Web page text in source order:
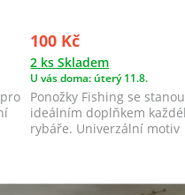
100 Kč
2 ks Skladem
U vás doma: úterý 11.8.
Ponožky Fishing se stanou
ideálním doplňkem
rybáře. Univerzální motiv